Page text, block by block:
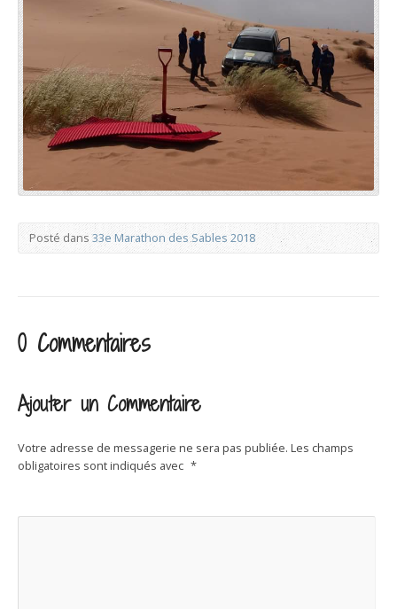
Posté dans33e Marathon des Sables 2018
0 Commentaires
Ajouter un Commentaire
Votre adresse de messagerie ne sera pas publiée. Les champs
obligatoires sont indiqués avec *